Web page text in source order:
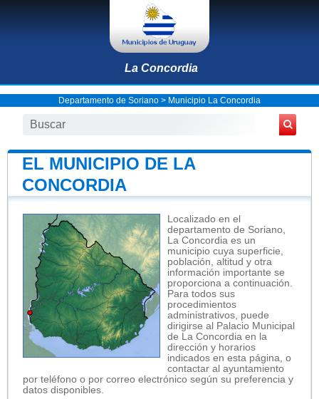
La Concordia
Departamento de Soriano > Municipio La Concordia
EL MUNICIPIO DE LA
CONCORDIA
Localizado en el
departamento de Soriano,
La Concordia es un
municipio cuya superficie,
población, altitud y otra
información importante se
proporciona a continuación.
Para todos sus
procedimientos
administrativos, puede
dirigirse al Palacio Municipal
de La Concordia en la
dirección y horarios
indicados en esta página, o
contactar al ayuntamiento
por teléfono o por correo electrónico según su preferencia y
datos disponibles.